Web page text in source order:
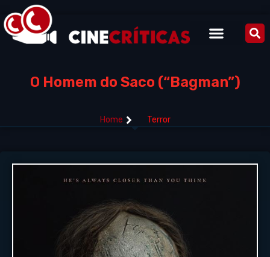
O Homem do Saco (“Bagman”)
Home Terror